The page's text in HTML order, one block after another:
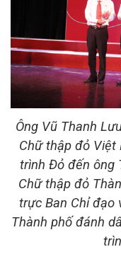
Ông Vũ Thanh
Chữ thập đỏ Việt
trình Đỏ đến ông
Chữ thập đỏ
trực Ban Chỉ đạo
Thành phố đánh